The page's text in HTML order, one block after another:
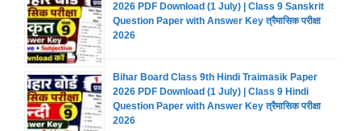
2026 PDF Download (1 July) | Class 9 Sanskrit
Question Paper with Answer Key त्रैमासिक परीक्षा
2026
Bihar Board Class 9th Hindi Traimasik Paper
2026 PDF Download (1 July) | Class 9 Hindi
Question Paper with Answer Key त्रैमासिक परीक्षा
2026